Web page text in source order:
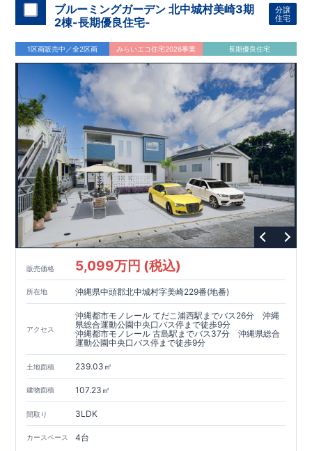
■長期優良住宅もっと詳しく
「いい家を作って、きちんと手
入れをして、長く大切に使う」という考え方の下、
7つの厳しい技術基準をクリアした物件だけが認定を受けられる
長期優良住宅。
長期優良住宅として認定を受けるためには、国が定めた下記7つ
の技術基準をクリアする必要があります。東栄住宅は全棟でク
リア！①耐震性②劣化対策③維持管理性④住戸面積⑤省エネル
ギー性⑥居住環境⑦維持保全管理
そのほかの魅力として、住宅ローン金利優遇、固定資産税の減
税、中古市場での売却時にも有利です。 ■
住宅性能評価ダブル
取得
もっと詳しく
「設計」と「建設」のダブルで性
能を評価されています！図面を第三者機関へ提出します。外部
評価委員が建設中に
回、竣工時に1回の現場検査が行われま
す。構造の安定・劣化の軽減・維持管理への配慮・温熱環境・
エネルギー消費量の必須4分野、空気環境で、最高等級取得！ ■
耐震等級3 もっと詳しく 東栄住宅の建物は、国が定めた耐
震最高等級
3を取得。建築基準法に定められた、｢数百年に一度
発生する地震に対して、倒壊、崩壊しない｣という基準から、さ
らに1.5 倍の耐震力を達成しています。 ■耐風等級2 災害時の損
傷の受けにくさを評価されています。建築基準法に定められて
度）のさらに
も損傷を生じないことで耐風最高等級
社一貫体制もっと詳しく 東栄住宅は土地の仕入れ、設計、施
工、販売、メンテナンスまで、すべてのプロセスに携わってい
アフターサポート もっと詳しく
快適に暮らす
ことができる住宅の品質を長期にわたり維持するには、定期的
な点検を実施することが重要です。 最大60年間の保証制度がご
ざいます。もちろん、定期点検以外でも万一不具合が発生した
際は対応いたします。
■当社こだわりの空間アイディアをショート動画で
ご紹介しています。 ここをクリック
ブルーミングガーデン 北中城村美崎3期
2棟-長期優良住宅-
分譲
住宅
1区画販売中／全2区画 みらいエコ住宅2026事業 長期優良住宅
販売価格 5,099万円 (税込)
所在地 沖縄県中頭郡北中城村字美崎229番(地番)
アクセス
沖縄都市モノレール てだこ浦西駅までバス26分 沖縄
県総合運動公園中央口バス停まで徒歩9分
沖縄都市モノレール 古島駅までバス37分 沖縄県総合
運動公園中央口バス停まで徒歩9分
土地面積 239.03㎡
建物面積 107.23㎡
間取り 3LDK
カースペース 4台